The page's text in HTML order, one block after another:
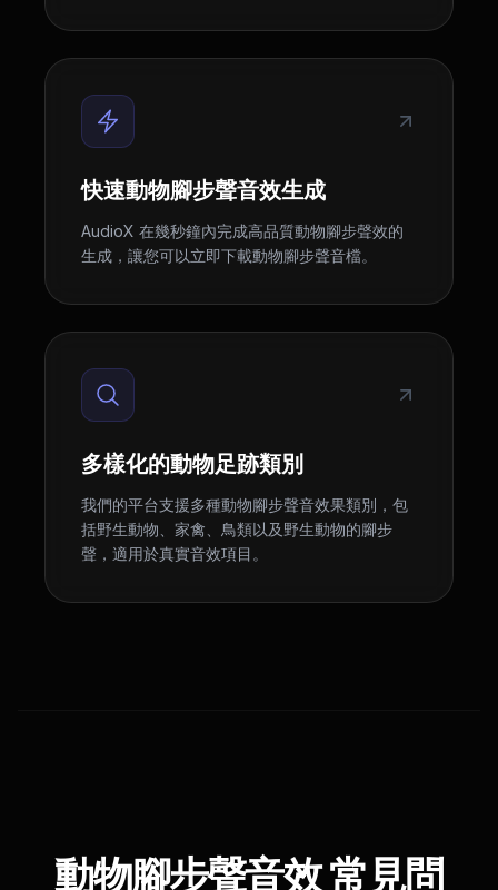
快速動物腳步聲音效生成
AudioX 在幾秒鐘內完成高品質動物腳步聲效的
生成，讓您可以立即下載動物腳步聲音檔。
多樣化的動物足跡類別
我們的平台支援多種動物腳步聲音效果類別，包
括野生動物、家禽、鳥類以及野生動物的腳步
聲，適用於真實音效項目。
動物腳步聲音效 常見問